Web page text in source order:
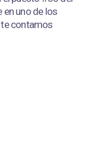
uno de los
contamos